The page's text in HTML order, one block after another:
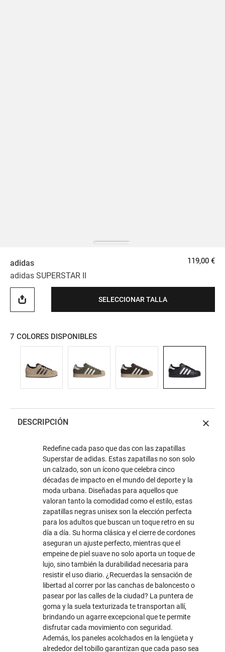
adidas
adidas SUPERSTAR II
119,00 €
SELECCIONAR TALLA
7 COLORES DISPONIBLES
DESCRIPCIÓN
Redefine cada paso que das con las zapatillas
Superstar de adidas. Estas zapatillas no son solo
un calzado, son un ícono que celebra cinco
décadas de impacto en el mundo del deporte y la
moda urbana. Diseñadas para aquellos que
valoran tanto la comodidad como el estilo, estas
zapatillas negras unisex son la elección perfecta
para los adultos que buscan un toque retro en su
día a día. Su horma clásica y el cierre de cordones
aseguran un ajuste perfecto, mientras que el
empeine de piel suave no solo aporta un toque de
lujo, sino también la durabilidad necesaria para
resistir el uso diario. ¿Recuerdas la sensación de
libertad al correr por las canchas de baloncesto o
pasear por las calles de la ciudad? La puntera de
goma y la suela texturizada te transportan allí,
brindando un agarre excepcional que te permite
disfrutar cada movimiento con seguridad.
Además, los paneles acolchados en la lengüeta y
alrededor del tobillo garantizan que cada paso sea